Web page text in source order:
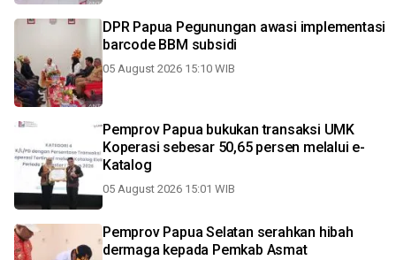
DPR Papua Pegunungan awasi implementasi
barcode BBM subsidi
05 August 2026 15:10 WIB
Pemprov Papua bukukan transaksi UMK
Koperasi sebesar 50,65 persen melalui e-
Katalog
05 August 2026 15:01 WIB
Pemprov Papua Selatan serahkan hibah
dermaga kepada Pemkab Asmat